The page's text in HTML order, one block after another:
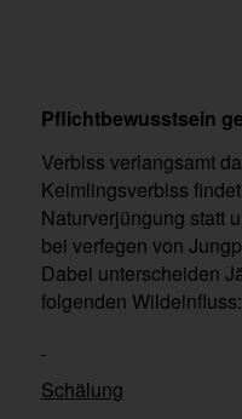
Pflichtbewusstsein
Verbiss verlangsamt
Keimlingsverbiss
Naturverjüngung statt
bei verfegen von
Dabei unterscheiden
folgenden Wildeinfluss:
Schälung